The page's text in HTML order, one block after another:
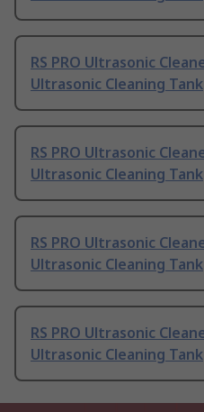
RS PRO Ultrasonic
Ultrasonic Cleaning Tank
RS PRO Ultrasonic
Ultrasonic Cleaning Tank
RS PRO Ultrasonic
Ultrasonic Cleaning Tank
RS PRO Ultrasonic
Ultrasonic Cleaning Tank